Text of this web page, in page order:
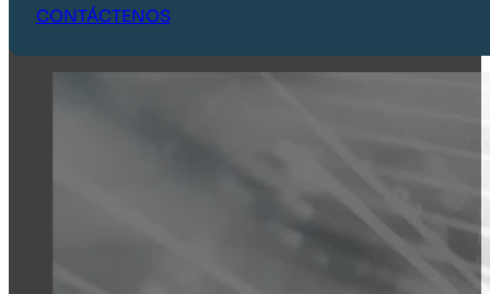
CONTÁCTENOS